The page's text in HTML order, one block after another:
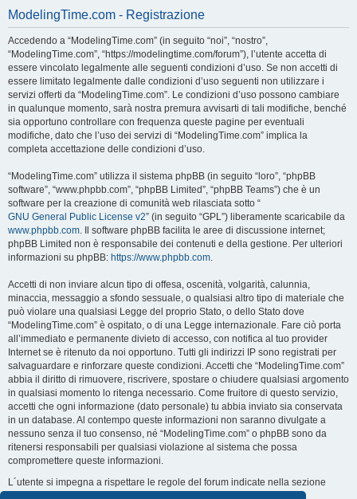
ModelingTime.com - Registrazione
Accedendo a “ModelingTime.com” (in seguito “noi”, “nostro”,
“ModelingTime.com”, “https://modelingtime.com/forum”), l’utente accetta di
essere vincolato legalmente alle seguenti condizioni d’uso. Se non accetti di
essere limitato legalmente dalle condizioni d’uso seguenti non utilizzare i
servizi offerti da “ModelingTime.com”. Le condizioni d’uso possono cambiare
in qualunque momento, sarà nostra premura avvisarti di tali modifiche, benché
sia opportuno controllare con frequenza queste pagine per eventuali
modifiche, dato che l’uso dei servizi di “ModelingTime.com” implica la
completa accettazione delle condizioni d’uso.
“ModelingTime.com” utilizza il sistema phpBB (in seguito “loro”, “phpBB
software”, “www.phpbb.com”, “phpBB Limited”, “phpBB Teams”) che è un
software per la creazione di comunità web rilasciata sotto “
GNU General Public License v2” (in seguito “GPL”) liberamente scaricabile da
www.phpbb.com. Il software phpBB facilita le aree di discussione internet;
phpBB Limited non è responsabile dei contenuti e della gestione. Per ulteriori
informazioni su phpBB: https://www.phpbb.com.
Accetti di non inviare alcun tipo di offesa, oscenità, volgarità, calunnia,
minaccia, messaggio a sfondo sessuale, o qualsiasi altro tipo di materiale che
può violare una qualsiasi Legge del proprio Stato, o dello Stato dove
“ModelingTime.com” è ospitato, o di una Legge internazionale. Fare ciò porta
all’immediato e permanente divieto di accesso, con notifica al tuo provider
Internet se è ritenuto da noi opportuno. Tutti gli indirizzi IP sono registrati per
salvaguardare e rinforzare queste condizioni. Accetti che “ModelingTime.com”
abbia il diritto di rimuovere, riscrivere, spostare o chiudere qualsiasi argomento
in qualsiasi momento lo ritenga necessario. Come fruitore di questo servizio,
accetti che ogni informazione (dato personale) tu abbia inviato sia conservata
in un database. Al contempo queste informazioni non saranno divulgate a
nessuno senza il tuo consenso, né “ModelingTime.com” o phpBB sono da
ritenersi responsabili per qualsiasi violazione al sistema che possa
compromettere queste informazioni.
L´utente si impegna a rispettare le regole del forum indicate nella sezione